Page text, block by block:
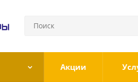
Акции